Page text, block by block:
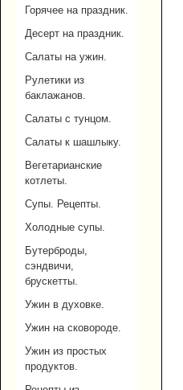
Горячее на праздник.
Десерт на праздник.
Салаты на ужин.
Рулетики из
баклажанов.
Салаты с тунцом.
Салаты к шашлыку.
Вегетарианские
котлеты.
Супы. Рецепты.
Холодные супы.
Бутерброды,
сэндвичи,
брускетты.
Ужин в духовке.
Ужин на сковороде.
Ужин из простых
продуктов.